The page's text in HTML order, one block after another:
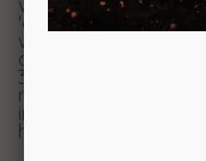
vertrouwde
'de' kachel van de
verdiepte speksteen
design van alle
3 tot en met 10kW is
ruimtes als grote
infraroodwarmte.
heeft u een prachtig